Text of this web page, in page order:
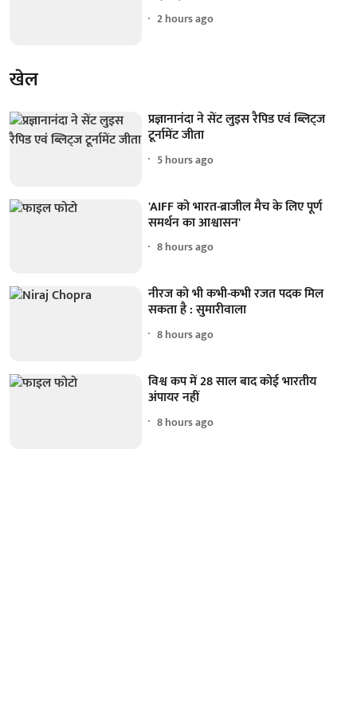
2 hours ago
खेल
प्रज्ञानानंदा ने सेंट लुइस रैपिड एवं ब्लिट्ज
टूर्नामेंट जीता
5 hours ago
'AIFF को भारत-ब्राजील मैच के लिए पूर्ण
समर्थन का आश्वासन'
8 hours ago
नीरज को भी कभी-कभी रजत पदक मिल
सकता है : सुमारीवाला
8 hours ago
विश्व कप में 28 साल बाद कोई भारतीय
अंपायर नहीं
8 hours ago